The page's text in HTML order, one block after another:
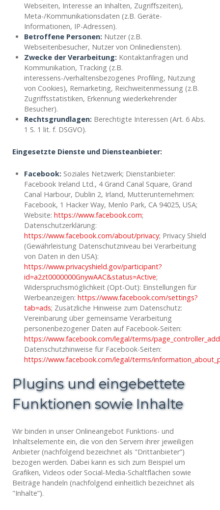
Webseiten, Interesse an Inhalten, Zugriffszeiten),
Meta-/Kommunikationsdaten (z.B. Geräte-
Informationen, IP-Adressen).
Betroffene Personen: Nutzer (z.B.
Webseitenbesucher, Nutzer von Onlinediensten).
Zwecke der Verarbeitung: Kontaktanfragen und
Kommunikation, Tracking (z.B.
interessens-/verhaltensbezogenes Profiling, Nutzung
von Cookies), Remarketing, Reichweitenmessung (z.B.
Zugriffsstatistiken, Erkennung wiederkehrender
Besucher).
Rechtsgrundlagen: Berechtigte Interessen (Art. 6 Abs.
1 S. 1 lit. f. DSGVO).
Eingesetzte Dienste und Diensteanbieter:
Facebook: Soziales Netzwerk; Dienstanbieter:
Facebook Ireland Ltd., 4 Grand Canal Square, Grand
Canal Harbour, Dublin 2, Irland, Mutterunternehmen:
Facebook, 1 Hacker Way, Menlo Park, CA 94025, USA;
Website: https://www.facebook.com;
Datenschutzerklärung:
https://www.facebook.com/about/privacy; Privacy Shield
(Gewährleistung Datenschutzniveau bei Verarbeitung
von Daten in den USA):
https://www.privacyshield.gov/participant?
id=a2zt0000000GnywAAC&status=Active;
Widerspruchsmöglichkeit (Opt-Out): Einstellungen für
Werbeanzeigen: https://www.facebook.com/settings?
tab=ads; Zusätzliche Hinweise zum Datenschutz:
Vereinbarung über gemeinsame Verarbeitung
personenbezogener Daten auf Facebook-Seiten:
https://www.facebook.com/legal/terms/
Datenschutzhinweise für Facebook-Seiten:
https://www.facebook.com/legal/terms/
Plugins und eingebettete
Funktionen sowie Inhalte
Wir binden in unser Onlineangebot Funktions- und
Inhaltselemente ein, die von den Servern ihrer jeweiligen
Anbieter (nachfolgend bezeichnet als "Drittanbieter”)
bezogen werden. Dabei kann es sich zum Beispiel um
Grafiken, Videos oder Social-Media-Schaltflächen sowie
Beiträge handeln (nachfolgend einheitlich bezeichnet als
"Inhalte”).